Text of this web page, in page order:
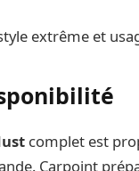
extrême et
complet est
Carpoint